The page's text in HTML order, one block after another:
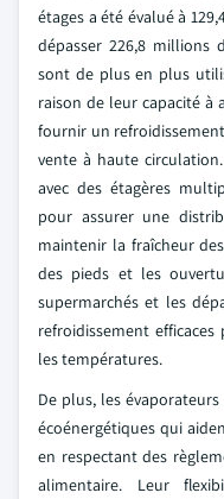
étages a été évalué à
dépasser 226,8 millions
sont de plus en plus
raison de leur capacité à
fournir un
vente à haute
avec des étagères
pour assurer une
maintenir la fraîcheur
des pieds et les
supermarchés et les
refroidissement
les températures.
De plus, les
écoénergétiques qui
en respectant des
alimentaire. Leur